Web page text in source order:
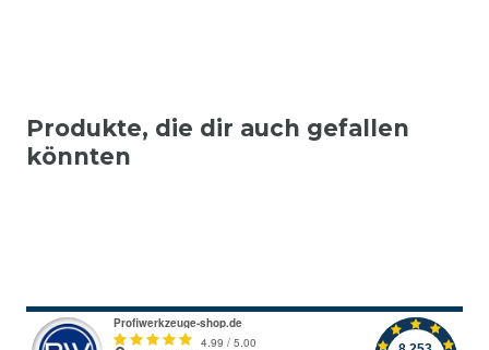
Produkte, die dir auch gefallen
könnten